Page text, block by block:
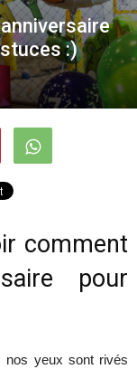
:)
comment
pour
nos yeux sont rivés